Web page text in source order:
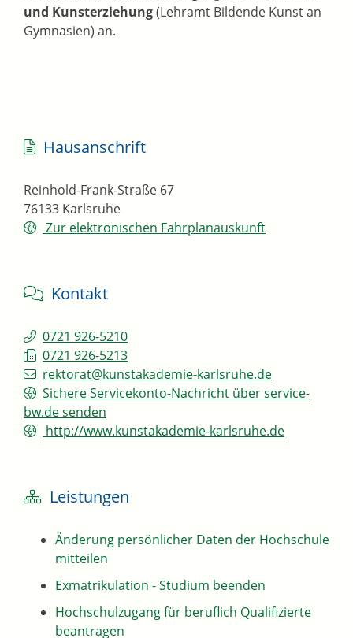
und Kunsterziehung(Lehramt Bildende Kunst an
Gymnasien) an.
Hausanschrift
Reinhold-Frank-Straße 67
76133 Karlsruhe
Zur elektronischen Fahrplanauskunft
Kontakt
0721 926-5210
0721 926-5213
rektorat@kunstakademie-karlsruhe.de
Sichere Servicekonto-Nachricht über service-
bw.de senden
http://www.kunstakademie-karlsruhe.de
Leistungen
Änderung persönlicher Daten der Hochschule
mitteilen
Exmatrikulation - Studium beenden
Hochschulzugang für beruflich Qualifizierte
beantragen